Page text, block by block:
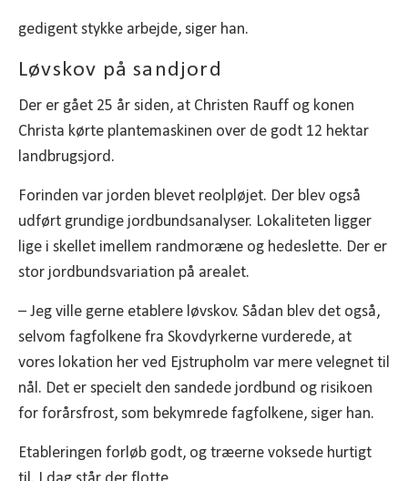
gedigent stykke arbejde, siger han.
Løvskov på sandjord
Der er gået 25 år siden, at Christen Rauff og konen
Christa kørte plantemaskinen over de godt 12 hektar
landbrugsjord.
Forinden var jorden blevet reolpløjet. Der blev også
udført grundige jordbundsanalyser. Lokaliteten ligger
lige i skellet imellem randmoræne og hedeslette. Der er
stor jordbundsvariation på arealet.
– Jeg ville gerne etablere løvskov. Sådan blev det også,
selvom fagfolkene fra Skovdyrkerne vurderede, at
vores lokation her ved Ejstrupholm var mere velegnet til
nål. Det er specielt den sandede jordbund og risikoen
for forårsfrost, som bekymrede fagfolkene, siger han.
Etableringen forløb godt, og træerne voksede hurtigt